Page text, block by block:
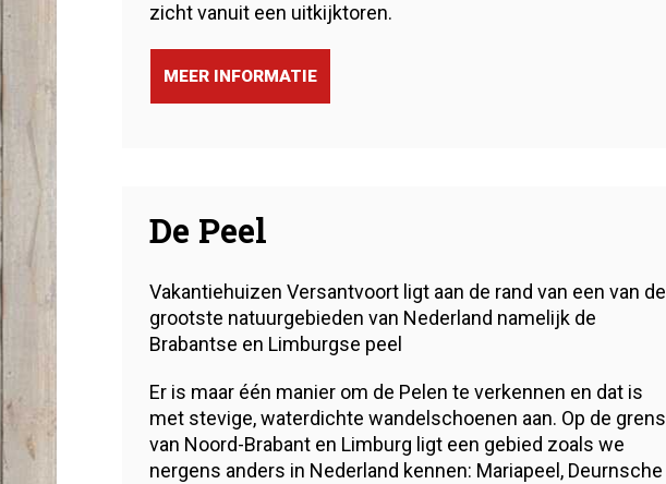
zicht vanuit een uitkijktoren.
MEER INFORMATIE
De Peel
Vakantiehuizen Versantvoort ligt aan de rand van een van de
grootste natuurgebieden van Nederland namelijk de
Brabantse en Limburgse peel
Er is maar één manier om de Pelen te verkennen en dat is
met stevige, waterdichte wandelschoenen aan. Op de grens
van Noord-Brabant en Limburg ligt een gebied zoals we
nergens anders in Nederland kennen: Mariapeel, Deurnsche